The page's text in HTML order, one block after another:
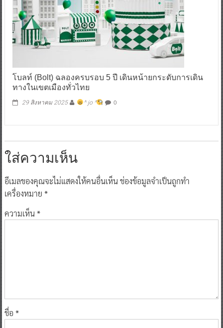
โบลท์ (Bolt) ฉลองครบรอบ 5 ปี เดินหน้ายกระดับการเดิน
ทางในเขตเมืองทั่วไทย
29 สิงหาคม 2025 ^ jo ^ 0
ใส่ความเห็น
อีเมลของคุณจะไม่แสดงให้คนอื่นเห็นช่องข้อมูลจำเป็นถูกทำ
เครื่องหมาย *
ความเห็น*
ชื่อ *